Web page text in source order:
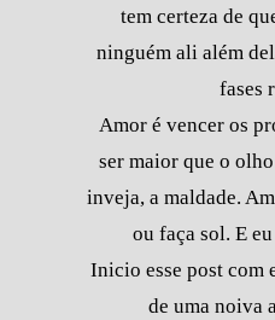
tem certeza de
ninguém ali além
fases
Amor é vencer os
ser maior que o
inveja, a maldade.
ou faça sol. E
Inicio esse post com
de uma noiva